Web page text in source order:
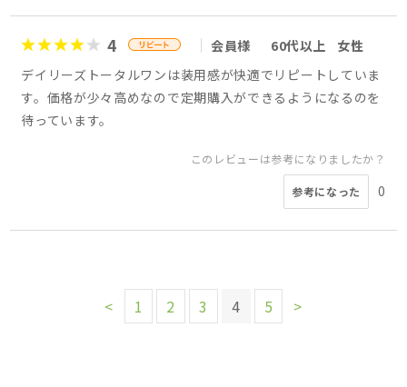
4 会員様 60代以上
女性
デイリーズトータルワンは装用感が快適でリピートしていま
す。価格が少々高めなので定期購入ができるようになるのを
待っています。
このレビューは参考になりましたか？
参考になった 0
< 1 2 3 4 5 >